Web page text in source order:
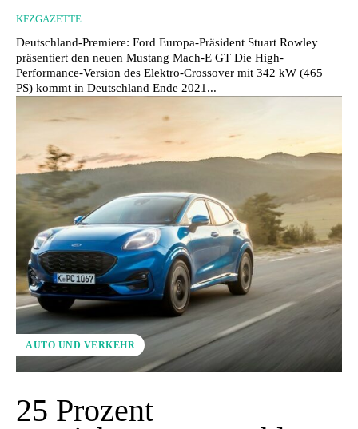
KFZGAZETTE
Deutschland-Premiere: Ford Europa-Präsident Stuart Rowley
präsentiert den neuen Mustang Mach-E GT Die High-
Performance-Version des Elektro-Crossover mit 342 kW (465
PS) kommt in Deutschland Ende 2021...
AUTO UND VERKEHR
25 Prozent